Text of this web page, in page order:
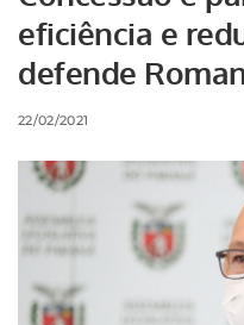
eficiência e
defende
22/02/2021